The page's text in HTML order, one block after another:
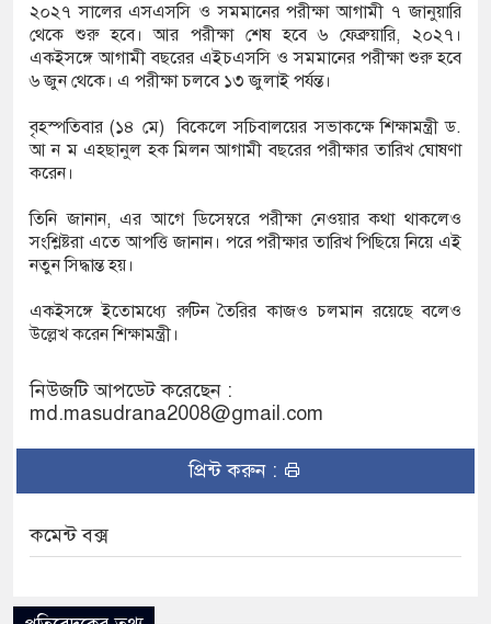
প্রদীপ রাওয়াত মারা গেছেন
ফুটবলারের সঙ্গে প্রেমের গুঞ্জন নিয়ে যা
যা বললেন অভিনেত্রী ম্রুণাল ঠাকুর
৩ বছর ধরে ফ্রিজে রাখলেন ছেলে
হেনস্তা হলাম, খুব ব্যথিত হয়েছি: ভারপ্রাপ্ত রাষ্ট্রপতি
২০২৭ সালের এসএসসি ও সমমানের পরীক্ষা আগামী ৭ জানুয়ারি
থেকে শুরু হবে। আর পরীক্ষা শেষ হবে ৬ ফেব্রুয়ারি, ২০২৭।
একইসঙ্গে আগামী বছরের এইচএসসি ও সমমানের পরীক্ষা শুরু হবে
৬ জুন থেকে। এ পরীক্ষা চলবে ১৩ জুলাই পর্যন্ত।
বৃহস্পতিবার (১৪ মে) বিকেলে সচিবালয়ের সভাকক্ষে শিক্ষামন্ত্রী ড.
আ ন ম এহছানুল হক মিলন আগামী বছরের পরীক্ষার তারিখ ঘোষণা
করেন।
তিনি জানান, এর আগে ডিসেম্বরে পরীক্ষা নেওয়ার কথা থাকলেও
সংশ্লিষ্টরা এতে আপত্তি জানান। পরে পরীক্ষার তারিখ পিছিয়ে নিয়ে এই
নতুন সিদ্ধান্ত হয়।
একইসঙ্গে ইতোমধ্যে রুটিন তৈরির কাজও চলমান রয়েছে বলেও
উল্লেখ করেন শিক্ষামন্ত্রী।
নিউজটি আপডেট করেছেন :
md.masudrana2008@gmail.com
প্রিন্ট করুন :
কমেন্ট বক্স